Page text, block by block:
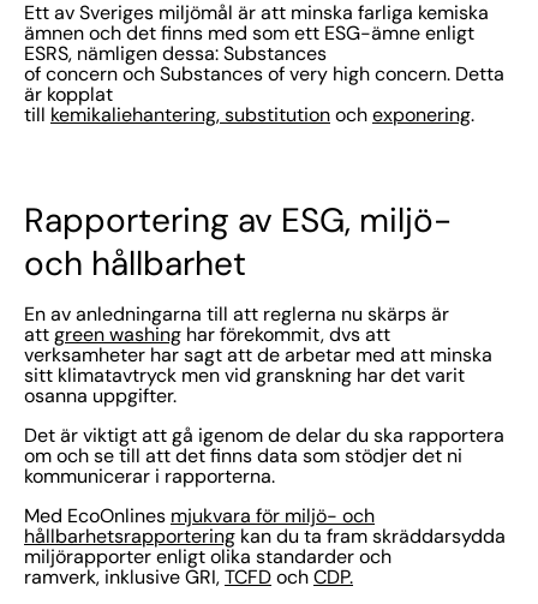
Ett av Sveriges miljömål är att minska farliga kemiska
ämnen och det finns med som ett ESG-ämne enligt
ESRS, nämligen dessa: Substances
of concern och Substances of very high concern. Detta
är kopplat
till kemikaliehantering, substitution och exponering.
Rapportering av ESG, miljö-
och hållbarhet
En av anledningarna till att reglerna nu skärps är
att green washing har förekommit, dvs att
verksamheter har sagt att de arbetar med att minska
sitt klimatavtryck men vid granskning har det varit
osanna uppgifter.
Det är viktigt att gå igenom de delar du ska rapportera
om och se till att det finns data som stödjer det ni
kommunicerar i rapporterna.
Med EcoOnlines mjukvara för miljö- och
hållbarhetsrapportering kan du ta fram skräddarsydda
miljörapporter enligt olika standarder och
ramverk, inklusive GRI, TCFD och CDP.